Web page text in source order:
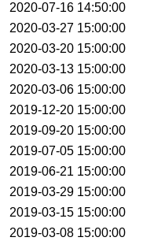
2020-07-16 14:50:00
2020-03-27 15:00:00
2020-03-20 15:00:00
2020-03-13 15:00:00
2020-03-06 15:00:00
2019-12-20 15:00:00
2019-09-20 15:00:00
2019-07-05 15:00:00
2019-06-21 15:00:00
2019-03-29 15:00:00
2019-03-15 15:00:00
2019-03-08 15:00:00